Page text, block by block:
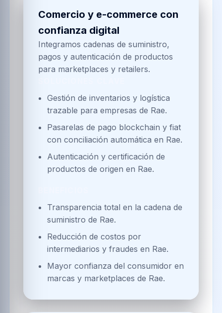
Comercio y e-commerce con
confianza digital
Integramos cadenas de suministro,
pagos y autenticación de productos
para marketplaces y retailers.
Gestión de inventarios y logística
trazable para empresas de Rae.
Pasarelas de pago blockchain y fiat
con conciliación automática en Rae.
Autenticación y certificación de
productos de origen en Rae.
Transparencia total en la cadena de
suministro de Rae.
Reducción de costos por
intermediarios y fraudes en Rae.
Mayor confianza del consumidor en
marcas y marketplaces de Rae.